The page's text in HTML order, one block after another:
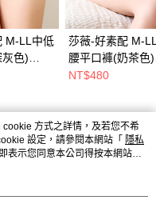
M-LL中低
色)
莎薇-好素配 M-
腰平口褲(奶茶色)
AS2688TG
NT$480
方式之詳情，及若您不希
設定，請參閱本網站「 隱私
表示您同意本公司得按本網站使